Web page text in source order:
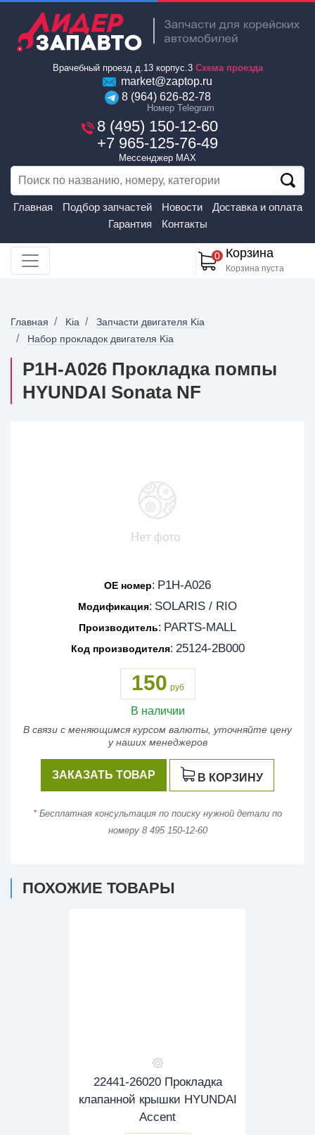
Врачебный проезд д.13 корпус.3 Схема проезда
market@zaptop.ru
8 (964) 626-82-78
Номер Telegram
8 (495) 150-12-60
+7 965-125-76-49
Мессенджер MAX
Главная Подбор запчастей Новости
Доставка и оплата
Гарантия
Контакты
0 Корзина
Корзина пуста
Главная Kia
Запчасти двигателя Kia
Набор прокладок двигателя Kia
P1H-A026 Прокладка помпы
HYUNDAI Sonata NF
OE номер: P1H-A026
Модификация: SOLARIS / RIO
Производитель: PARTS-MALL
Код производителя: 25124-2B000
150 руб
В наличии
В связи с меняющимся курсом валюты, уточняйте цену
у наших менеджеров
ЗАКАЗАТЬ ТОВАР В КОРЗИНУ
*Бесплатная консультация по поиску нужной детали по
номеру 8 495 150-12-60
ПОХОЖИЕ ТОВАРЫ
22441-26020 Прокладка
клапанной крышки HYUNDAI
Accent